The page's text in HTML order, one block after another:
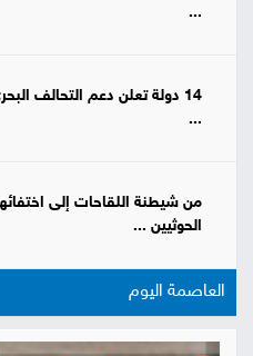
...
14 دولة تعلن دعم التحالف
...
من شيطنة اللقاحات إلى
الحوثيين ...
العاصمة اليوم